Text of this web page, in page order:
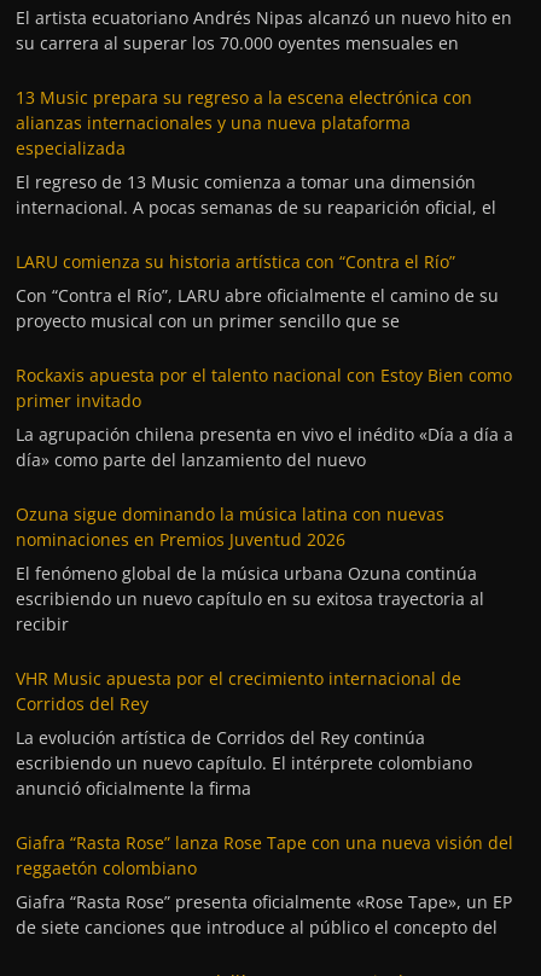
El artista ecuatoriano Andrés Nipas alcanzó un nuevo hito en
su carrera al superar los 70.000 oyentes mensuales en
13 Music prepara su regreso a la escena electrónica con
alianzas internacionales y una nueva plataforma
especializada
El regreso de 13 Music comienza a tomar una dimensión
internacional. A pocas semanas de su reaparición oficial, el
LARU comienza su historia artística con “Contra el Río”
Con “Contra el Río”, LARU abre oficialmente el camino de su
proyecto musical con un primer sencillo que se
Rockaxis apuesta por el talento nacional con Estoy Bien como
primer invitado
La agrupación chilena presenta en vivo el inédito «Día a día a
día» como parte del lanzamiento del nuevo
Ozuna sigue dominando la música latina con nuevas
nominaciones en Premios Juventud 2026
El fenómeno global de la música urbana Ozuna continúa
escribiendo un nuevo capítulo en su exitosa trayectoria al
recibir
VHR Music apuesta por el crecimiento internacional de
Corridos del Rey
La evolución artística de Corridos del Rey continúa
escribiendo un nuevo capítulo. El intérprete colombiano
anunció oficialmente la firma
Giafra “Rasta Rose” lanza Rose Tape con una nueva visión del
reggaetón colombiano
Giafra “Rasta Rose” presenta oficialmente «Rose Tape», un EP
de siete canciones que introduce al público el concepto del